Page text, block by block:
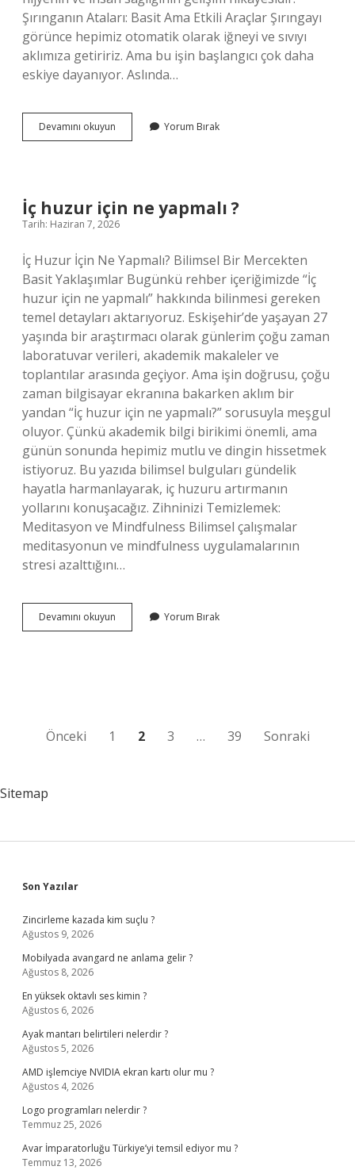
Şırınganın Ataları: Basit Ama Etkili Araçlar Şırıngayı
görünce hepimiz otomatik olarak iğneyi ve sıvıyı
aklımıza getiririz. Ama bu işin başlangıcı çok daha
eskiye dayanıyor. Aslında…
Devamını okuyun
ne
Yorum Bırak
İç huzur için ne yapmalı ?
Tarih: Haziran 7, 2026
İç Huzur İçin Ne Yapmalı? Bilimsel Bir Mercekten
Basit Yaklaşımlar Bugünkü rehber içeriğimizde “İç
huzur için ne yapmalı” hakkında bilinmesi gereken
temel detayları aktarıyoruz. Eskişehir’de yaşayan 27
yaşında bir araştırmacı olarak günlerim çoğu zaman
laboratuvar verileri, akademik makaleler ve
toplantılar arasında geçiyor. Ama işin doğrusu, çoğu
zaman bilgisayar ekranına bakarken aklım bir
yandan “İç huzur için ne yapmalı?” sorusuyla meşgul
oluyor. Çünkü akademik bilgi birikimi önemli, ama
günün sonunda hepimiz mutlu ve dingin hissetmek
istiyoruz. Bu yazıda bilimsel bulguları gündelik
hayatla harmanlayarak, iç huzuru artırmanın
yollarını konuşacağız. Zihninizi Temizlemek:
Meditasyon ve Mindfulness Bilimsel çalışmalar
meditasyonun ve mindfulness uygulamalarının
stresi azalttığını…
Devamını okuyun
huzur
Yorum Bırak
Yazı
Önceki 1 2 3 … 39 Sonraki
Sitemap
Sidebar
Son Yazılar
Zincirleme kazada kim suçlu ?
Ağustos 9, 2026
Mobilyada avangard ne anlama gelir ?
Ağustos 8, 2026
En yüksek oktavlı ses kimin ?
Ağustos 6, 2026
Ayak mantarı belirtileri nelerdir ?
Ağustos 5, 2026
AMD işlemciye NVIDIA ekran kartı olur mu ?
Ağustos 4, 2026
Logo programları nelerdir ?
Temmuz 25, 2026
Avar İmparatorluğu Türkiye’yi temsil ediyor mu ?
Temmuz 13, 2026